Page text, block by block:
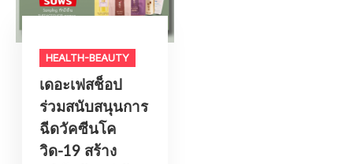
HEALTH-BEAUTY
เดอะเฟสช็อป
ร่วมสนับสนุนการ
ฉีดวัคซีนโค
วิด-19 สร้าง